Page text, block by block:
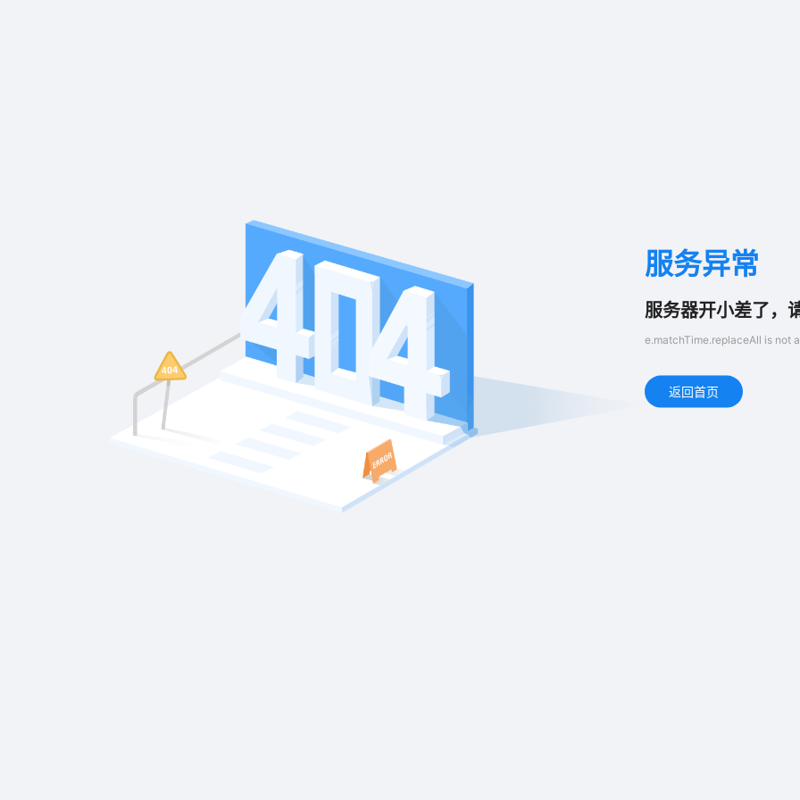
服务异常
服务器开小差了，
e.matchTime.replaceAll is not
返回首页